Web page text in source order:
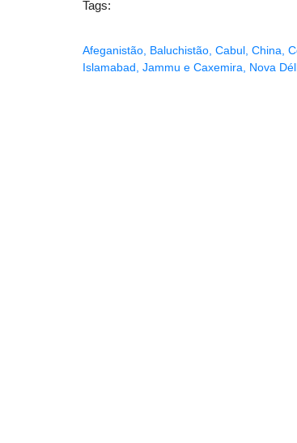
Tags:
Afeganistão, Baluchistão, Cabul, China,
Islamabad, Jammu e Caxemira, Nova